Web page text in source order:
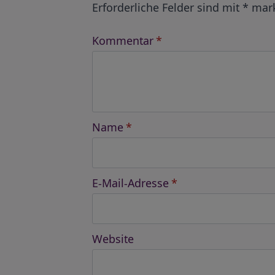
Erforderliche Felder sind mit *
Kommentar *
Name *
E-Mail-Adresse *
Website